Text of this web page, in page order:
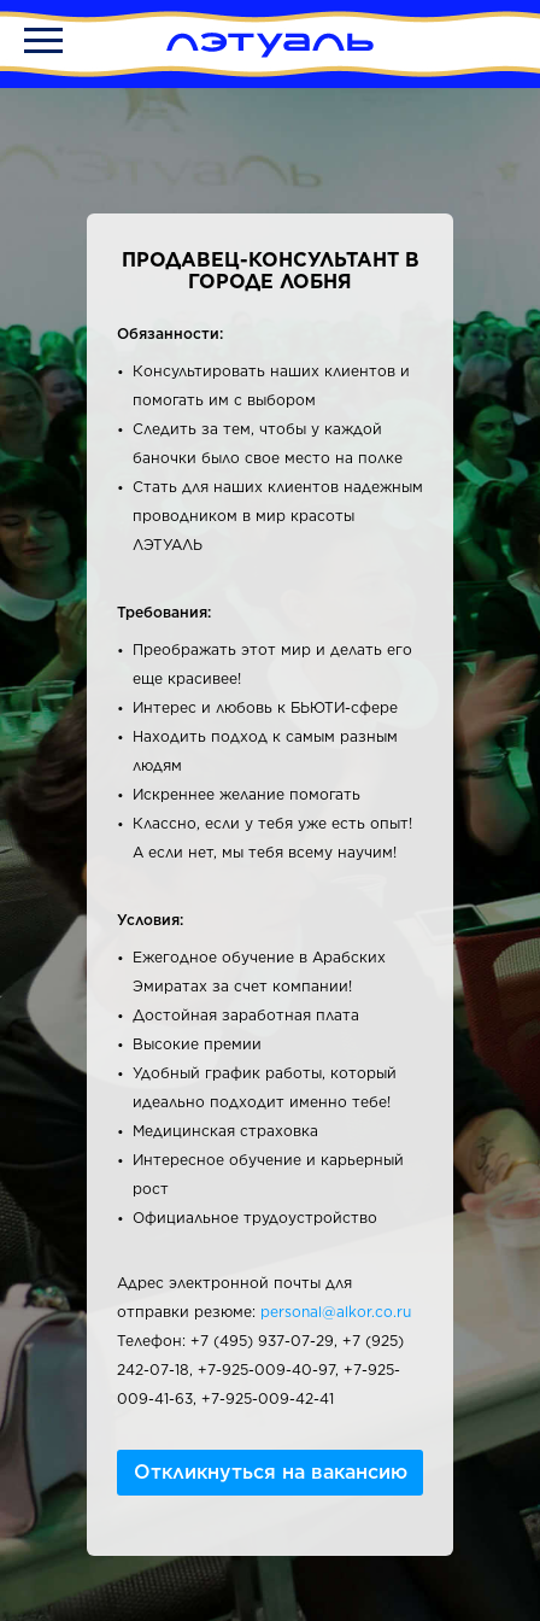
ПРОДАВЕЦ-КОНСУЛЬТАНТ В
ГОРОДЕ ЛОБНЯ
Обязанности:
Консультировать наших клиентов и
помогать им с выбором
Следить за тем, чтобы у каждой
баночки было свое место на полке
Стать для наших клиентов надежным
проводником в мир красоты
ЛЭТУАЛЬ
Требования:
Преображать этот мир и делать его
еще красивее!
Интерес и любовь к БЬЮТИ-сфере
Находить подход к самым разным
людям
Искреннее желание помогать
Классно, если у тебя уже есть опыт!
А если нет, мы тебя всему научим!
Условия:
Ежегодное обучение в Арабских
Эмиратах за счет компании!
Достойная заработная плата
Высокие премии
Удобный график работы, который
идеально подходит именно тебе!
Медицинская страховка
Интересное обучение и карьерный
рост
Официальное трудоустройство
Адрес электронной почты для
отправки резюме: personal@alkor.co.ru
Телефон: +7 (495) 937-07-29, +7 (925)
242-07-18, +7-925-009-40-97, +7-925-
009-41-63, +7-925-009-42-41
Откликнуться на вакансию